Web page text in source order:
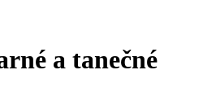
a tanečné